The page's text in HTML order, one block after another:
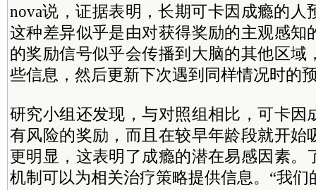
nova说，证据表明，长期可卡因成瘾的人
这种差异似乎是由对获得奖励的主观感知
的奖励信号似乎会传播到大脑的其他区域
些信息，然后更新下次遇到同样情况时的
研究小组还发现，与对照组相比，可卡因
有风险的奖励，而且在较早年龄段就开始
更明显，这表明了成瘾的潜在易感因素。
机制可以为相关治疗策略提供信息。“我